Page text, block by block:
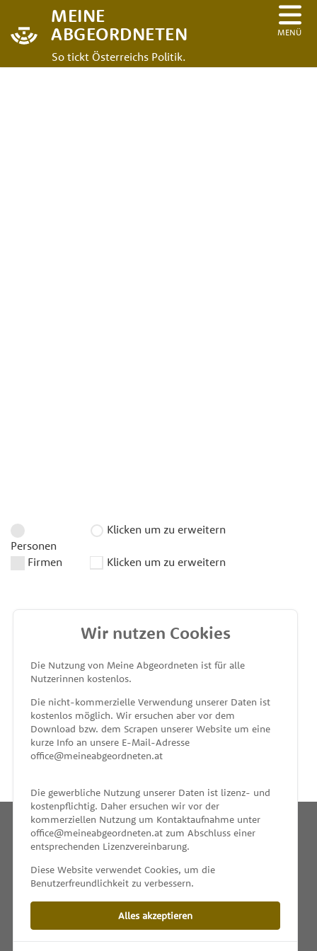
MEINE
ABGEORDNETEN
So tickt Österreichs Politik.
MENÜ
Personen
Klicken um zu erweitern
Firmen Klicken um zu erweitern
MEINE ABGEORDNETEN
unterstützt von
IMPRESSUM & KONTAKT
Wir nutzen Cookies
Die Nutzung von Meine Abgeordneten ist für alle
Nutzerinnen kostenlos.
Die nicht-kommerzielle Verwendung unserer Daten ist
kostenlos möglich. Wir ersuchen aber vor dem
Download bzw. dem Scrapen unserer Website um eine
kurze Info an unsere E-Mail-Adresse
office@meineabgeordneten.at
Die gewerbliche Nutzung unserer Daten ist lizenz- und
kostenpflichtig. Daher ersuchen wir vor der
kommerziellen Nutzung um Kontaktaufnahme unter
office@meineabgeordneten.at zum Abschluss einer
entsprechenden Lizenzvereinbarung.
Diese Website verwendet Cookies, um die
Benutzerfreundlichkeit zu verbessern.
Alles akzeptieren